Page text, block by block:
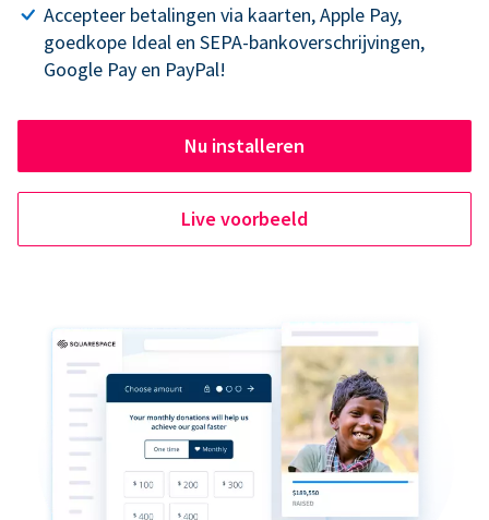
Accepteer betalingen via kaarten, Apple Pay,
goedkope Ideal en SEPA-bankoverschrijvingen,
Google Pay en PayPal!
Nu installeren
Live voorbeeld